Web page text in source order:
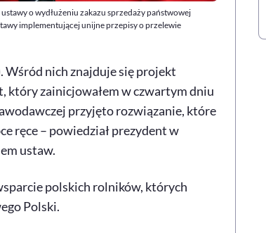
o wydłużeniu zakazu sprzedaży państwowej
implementującej unijne przepisy o przelewie
Wśród nich znajduje się projekt
który zainicjowałem w czwartym dniu
przyjęto rozwiązanie, które
ręce – powiedział prezydent w
ustaw.
polskich rolników, których
Polski.